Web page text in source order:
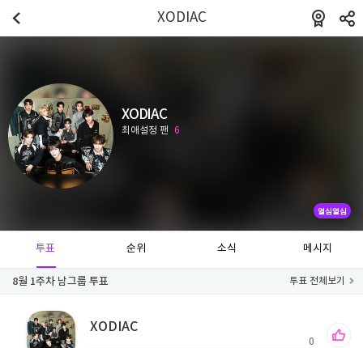
XODIAC
XODIAC
최애설정 팬 6
열심열심
투표 순위 소식 메시지
8월 1주차 남그룹 투표 투표 전체보기
XODIAC
0